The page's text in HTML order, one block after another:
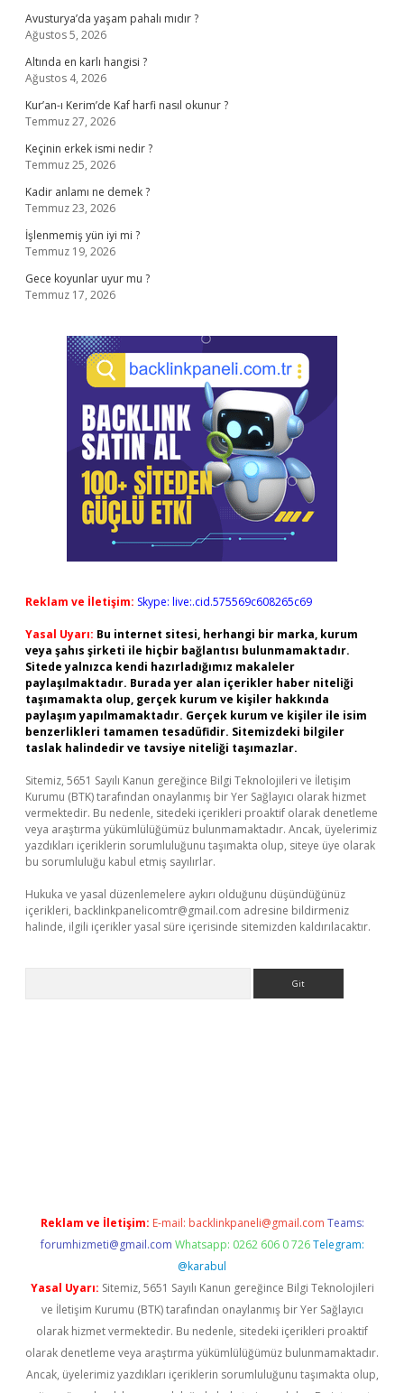
Avusturya’da yaşam pahalı mıdır ?
Ağustos 5, 2026
Altında en karlı hangisi ?
Ağustos 4, 2026
Kur’an-ı Kerim’de Kaf harfi nasıl okunur ?
Temmuz 27, 2026
Keçinin erkek ismi nedir ?
Temmuz 25, 2026
Kadir anlamı ne demek ?
Temmuz 23, 2026
İşlenmemiş yün iyi mi ?
Temmuz 19, 2026
Gece koyunlar uyur mu ?
Temmuz 17, 2026
Reklam ve İletişim: Skype: live:.cid.575569c608265c69
Yasal Uyarı: Bu internet sitesi, herhangi bir marka, kurum
veya şahıs şirketi ile hiçbir bağlantısı bulunmamaktadır.
Sitede yalnızca kendi hazırladığımız makaleler
paylaşılmaktadır. Burada yer alan içerikler haber niteliği
taşımamakta olup, gerçek kurum ve kişiler hakkında
paylaşım yapılmamaktadır. Gerçek kurum ve kişiler ile isim
benzerlikleri tamamen tesadüfidir. Sitemizdeki bilgiler
taslak halindedir ve tavsiye niteliği taşımazlar.
Sitemiz, 5651 Sayılı Kanun gereğince Bilgi Teknolojileri ve İletişim
Kurumu (BTK) tarafından onaylanmış bir Yer Sağlayıcı olarak hizmet
vermektedir. Bu nedenle, sitedeki içerikleri proaktif olarak denetleme
veya araştırma yükümlülüğümüz bulunmamaktadır. Ancak, üyelerimiz
yazdıkları içeriklerin sorumluluğunu taşımakta olup, siteye üye olarak
bu sorumluluğu kabul etmiş sayılırlar.
Hukuka ve yasal düzenlemelere aykırı olduğunu düşündüğünüz
içerikleri, backlinkpanelicomtr@gmail.com adresine bildirmeniz
halinde, ilgili içerikler yasal süre içerisinde sitemizden kaldırılacaktır.
Reklam ve İletişim: E-mail: backlinkpaneli@gmail.com Teams:
forumhizmeti@gmail.com Whatsapp: 0262 606 0 726 Telegram:
@karabul
Yasal Uyarı: Sitemiz, 5651 Sayılı Kanun gereğince Bilgi Teknolojileri
ve İletişim Kurumu (BTK) tarafından onaylanmış bir Yer Sağlayıcı
olarak hizmet vermektedir. Bu nedenle, sitedeki içerikleri proaktif
olarak denetleme veya araştırma yükümlülüğümüz bulunmamaktadır.
Ancak, üyelerimiz yazdıkları içeriklerin sorumluluğunu taşımakta olup,